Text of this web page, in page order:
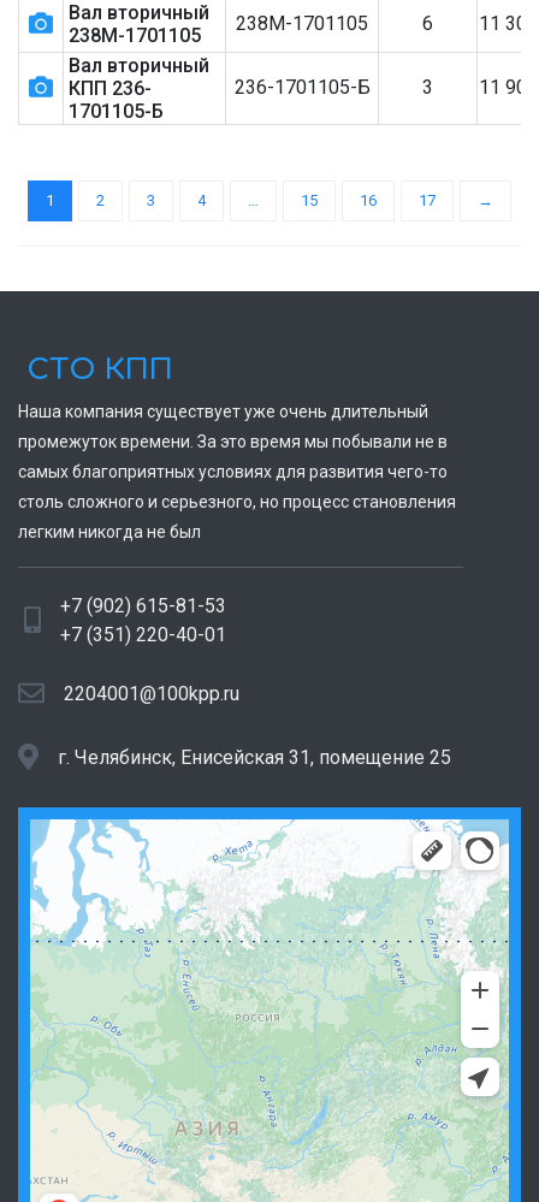
Вал вторичный
238М-1701105
238М-1701105 6
11
Вал вторичный
КПП 236-
1701105-Б
236-1701105-Б 3 11
1 2 3 4 … 15 16 17 →
СТО КПП
Наша компания существует уже очень длительный
промежуток времени. За это время мы побывали не в
самых благоприятных условиях для развития чего-то
столь сложного и серьезного, но процесс становления
легким никогда не был
+7 (902) 615-81-53
+7 (351) 220-40-01
2204001@100kpp.ru
г. Челябинск, Енисейская 31, помещение 25